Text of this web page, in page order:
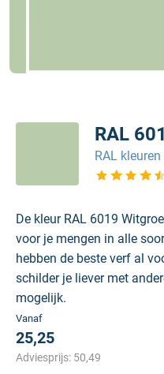
RAL
RAL kleuren
Bekijk de
De kleur RAL 6019
voor je mengen in alle
hebben de beste verf al
schilder je liever met
mogelijk.
Vanaf
25,25
Adviesprijs: 50,49